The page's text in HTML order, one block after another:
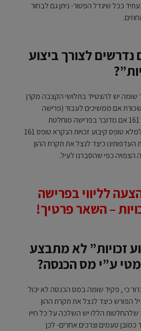
ככל שיגדל הפטור- ניתן גם לבחור
נדרשים לצורך ביצוע
שומה יש להצטייד בתלושי הקצבה מקרן
אם ממשיכים לעבוד (פרישה
באותו מעמד נדרש למלא טופס קיבוע זכויות הנקרא טופס 161
כיצד לנצל את תקרת ההון
כפי שהסברנו לעיל.
לליווי בפרישה
– השאר פרטיך!
זכויות” לא מתבצע
ע”י מס הכנסה?
כי , פקיד שומה במס הכנסה לא יכול
הפורש כיצד לנצל את תקרת ההון
שלהחלטות הללו יש השלכה על כל חייו
טעמים וצרכים אחרים- לכן